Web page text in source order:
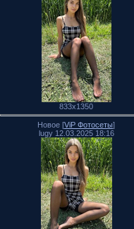
833x1350
Новое [ViP Фотосеты]
lugy 12.03.2025 18:16